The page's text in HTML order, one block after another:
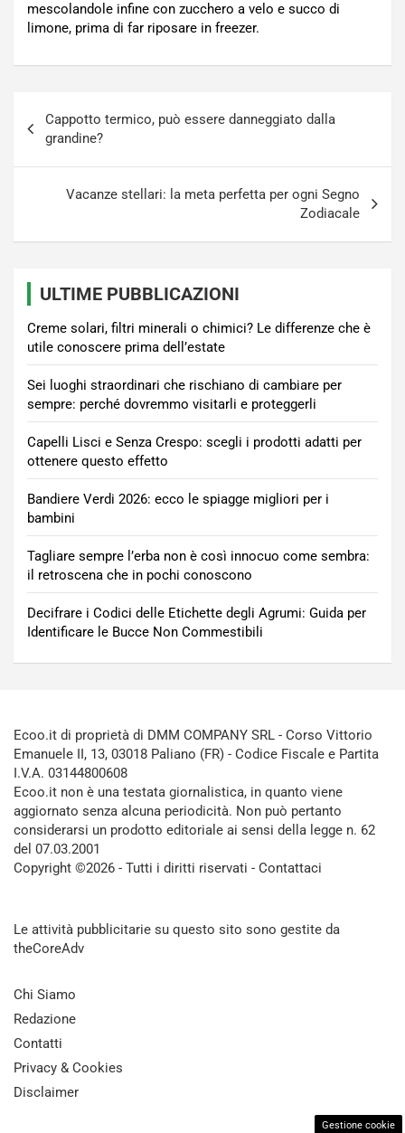
mescolandole infine con zucchero a velo e succo di
limone, prima di far riposare in freezer.
articoli
Cappotto termico, può essere danneggiato dalla
grandine?
Vacanze stellari: la meta perfetta per ogni Segno
Zodiacale
ULTIME PUBBLICAZIONI
Creme solari, filtri minerali o chimici? Le differenze che è
utile conoscere prima dell’estate
Sei luoghi straordinari che rischiano di cambiare per
sempre: perché dovremmo visitarli e proteggerli
Capelli Lisci e Senza Crespo: scegli i prodotti adatti per
ottenere questo effetto
Bandiere Verdi 2026: ecco le spiagge migliori per i
bambini
Tagliare sempre l’erba non è così innocuo come sembra:
il retroscena che in pochi conoscono
Decifrare i Codici delle Etichette degli Agrumi: Guida per
Identificare le Bucce Non Commestibili
Ecoo.it di proprietà di DMM COMPANY SRL - Corso Vittorio
Emanuele II, 13, 03018 Paliano (FR) - Codice Fiscale e Partita
I.V.A. 03144800608
Ecoo.it non è una testata giornalistica, in quanto viene
aggiornato senza alcuna periodicità. Non può pertanto
considerarsi un prodotto editoriale ai sensi della legge n. 62
del 07.03.2001
Copyright ©2026 - Tutti i diritti riservati - Contattaci
Le attività pubblicitarie su questo sito sono gestite da
theCoreAdv
Chi Siamo
Redazione
Contatti
Privacy & Cookies
Disclaimer
Gestione cookie